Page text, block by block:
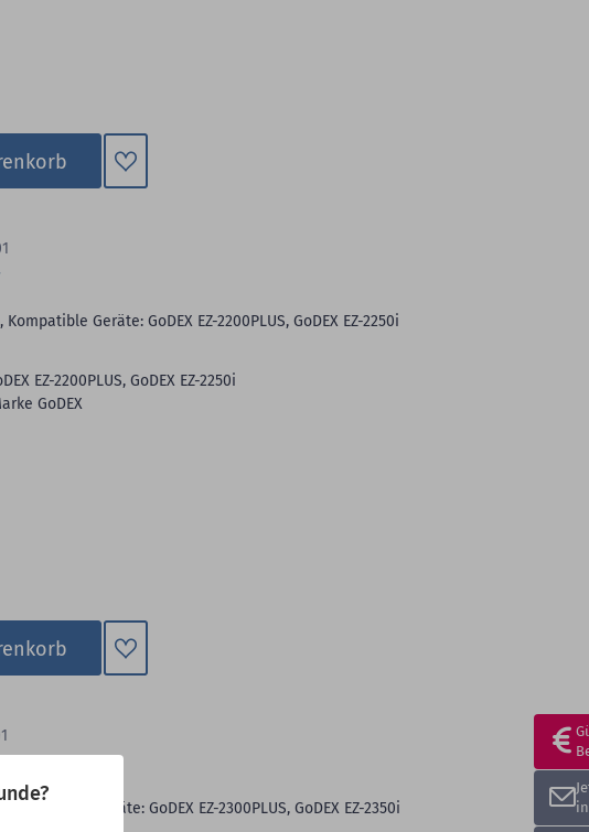
Zum
Geräte: GoDEX EZ-2200PLUS, GoDEX EZ-2250i
EZ-2200PLUS, GoDEX EZ-2250i
GoDEX
Zum
Kompatible Geräte: GoDEX EZ-2300PLUS, GoDEX EZ-2350i